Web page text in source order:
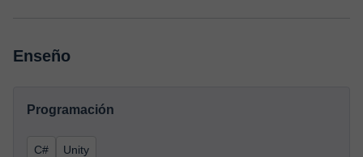
Enseño
Programación
C# Unity